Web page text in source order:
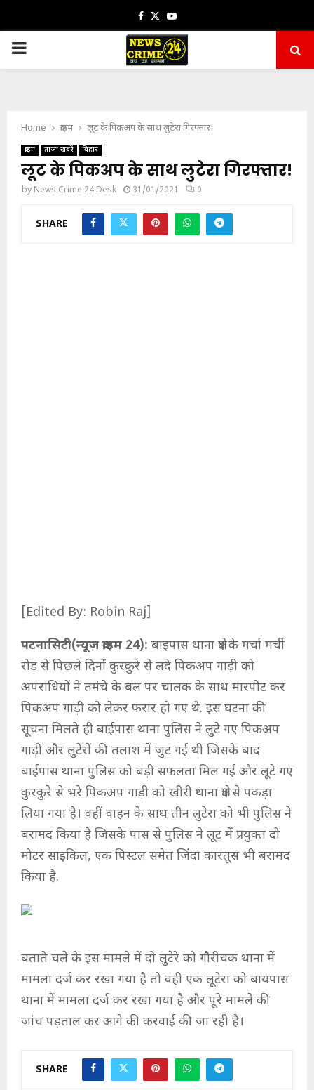
Facebook
TwitterYoutube
PRIMARY
Home क्राइम लूट के पिकअप के साथ लुटेरा गिरफ्तार!
क्राइम ताजा खबरें बिहार
लूट के पिकअप के साथ लुटेरा गिरफ्तार!
by News Crime 24 Desk 31/01/2021 0
SHARE
[Edited By: Robin Raj]
पटनासिटी(न्यूज़ क्राइम 24): बाइपास थाना क्षेत्र के मर्चा मर्ची
रोड से पिछले दिनों कुरकुरे से लदे पिकअप गाड़ी को
अपराधियों ने तमंचे के बल पर चालक के साथ मारपीट कर
पिकअप गाड़ी को लेकर फरार हो गए थे. इस घटना की
सूचना मिलते ही बाईपास थाना पुलिस ने लुटे गए पिकअप
गाड़ी और लुटेरों की तलाश में जुट गई थी जिसके बाद
बाईपास थाना पुलिस को बड़ी सफलता मिल गई और लूटे गए
कुरकुरे से भरे पिकअप गाड़ी को खीरी थाना क्षेत्र से पकड़ा
लिया गया है। वहीं वाहन के साथ तीन लुटेरा को भी पुलिस ने
बरामद किया है जिसके पास से पुलिस ने लूट में प्रयुक्त दो
मोटर साइकिल, एक पिस्टल समेत जिंदा कारतूस भी बरामद
किया है.
बताते चले के इस मामले में दो लुटेरे को गौरीचक थाना में
मामला दर्ज कर रखा गया है तो वही एक लूटेरा को बायपास
थाना में मामला दर्ज कर रखा गया है और पूरे मामले की
जांच पड़ताल कर आगे की करवाई की जा रही है।
SHARE